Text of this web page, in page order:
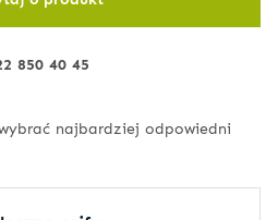
850 40 45
najbardziej odpowiedni